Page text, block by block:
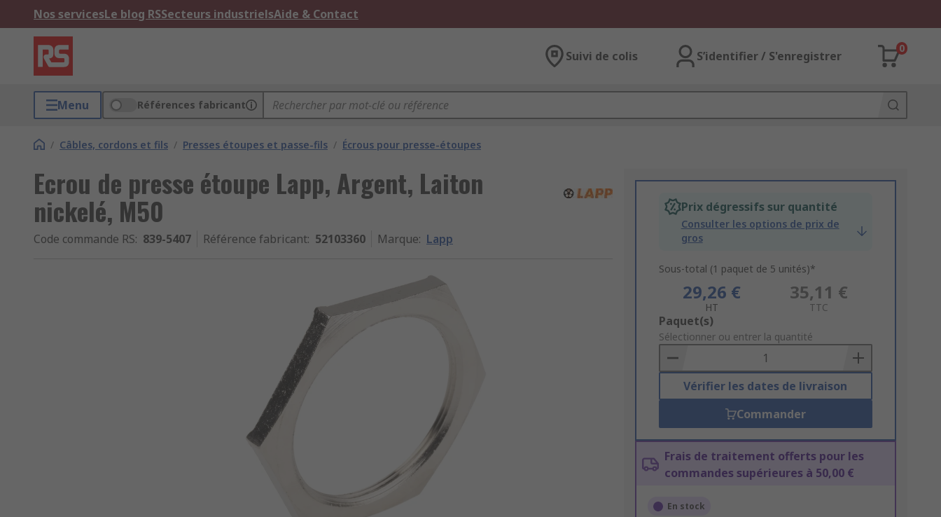
Nos servicesLe blog RSSecteurs industrielsAide & Contact
Suivi de colis S’identifier / S'enregistrer
0
Menu Références fabricant
/ Câbles, cordons et fils / Presses étoupes et passe-fils / Écrous pour presse-étoupes
Ecrou de presse étoupe Lapp, Argent, Laiton
nickelé, M50
Code commande RS: 839-5407 Référence fabricant: 52103360 Marque: Lapp
Prix dégressifs sur quantité
Consulter les options de prix de
gros
Sous-total (1 paquet de 5 unités)*
29,26 €
HT
35,11 €
TTC
Add
to
Basket
Paquet(s)
Sélectionner ou entrer la quantité
Vérifier les dates de livraison
Commander
Frais de traitement offerts pour les
commandes supérieures à 50,00 €
En stock